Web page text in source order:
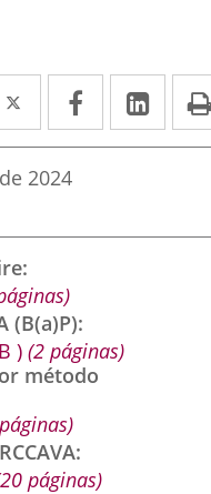
Twitter
Enlace
a
una
externa.
Facebook
Enlace
a
externa.
a
2024
(B(a)P)
) (2 páginas)
método
páginas)